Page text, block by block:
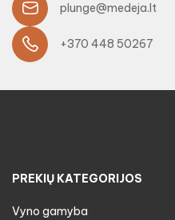
plunge@medeja.lt
+370 448 50267
PREKIŲ KATEGORIJOS
Vyno gamyba